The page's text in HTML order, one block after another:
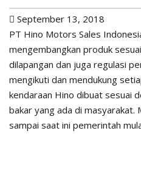
September 13, 2018
PT Hino Motors Sales
mengembangkan produk
dilapangan dan juga regulasi
mengikuti dan mendukung
kendaraan Hino dibuat sesuai
bakar yang ada di masyarakat.
sampai saat ini pemerintah